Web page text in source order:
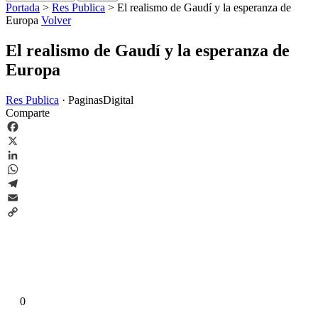
Portada > Res Publica > El realismo de Gaudí y la esperanza de
Europa Volver
El realismo de Gaudí y la esperanza de
Europa
Res Publica · PaginasDigital
Comparte
Facebook
X
LinkedIn
WhatsApp
Telegram
Email
0